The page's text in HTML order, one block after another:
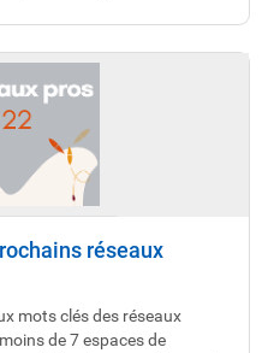
réseaux
mots clés des réseaux
de 7 espaces de